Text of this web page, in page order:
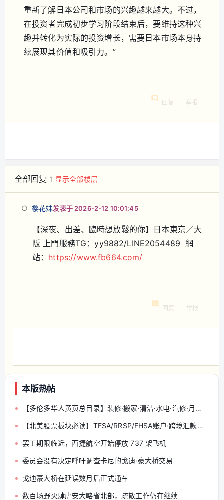
重新了解日本公司和市场的兴趣越来越大。不过，
在投资者完成初步学习阶段结束后，要维持这种兴
趣并转化为实际的投资增长，需要日本市场本身持
续展现其价值和吸引力。”
回复 举报
全部回复 1 显示全部楼层
櫻花妹发表于 2026-2-12 10:01:45
【深夜、出差、臨時想放鬆的你】日本東京／大
阪 上門服務TG：yy9882/LINE2054489 網
站： https://www.fb664.com/
回复 举报
本版热帖
【多伦多华人黄页总目录】装修·搬家·清洁·水电·汽修·月嫂·会计律师 — 分类索引与发帖规范（收藏帖）
【北美股票板块必读】TFSA/RRSP/FHSA账户·跨境汇款申报·投资收益报税
罢工期限临近，西捷航空开始停放 737 架飞机
委员会没有决定呼吁调查卡尼的戈迪·豪大桥交易
戈迪豪大桥在延误数月后正式通车
数百场野火肆虐安大略省北部，疏散工作仍在继续